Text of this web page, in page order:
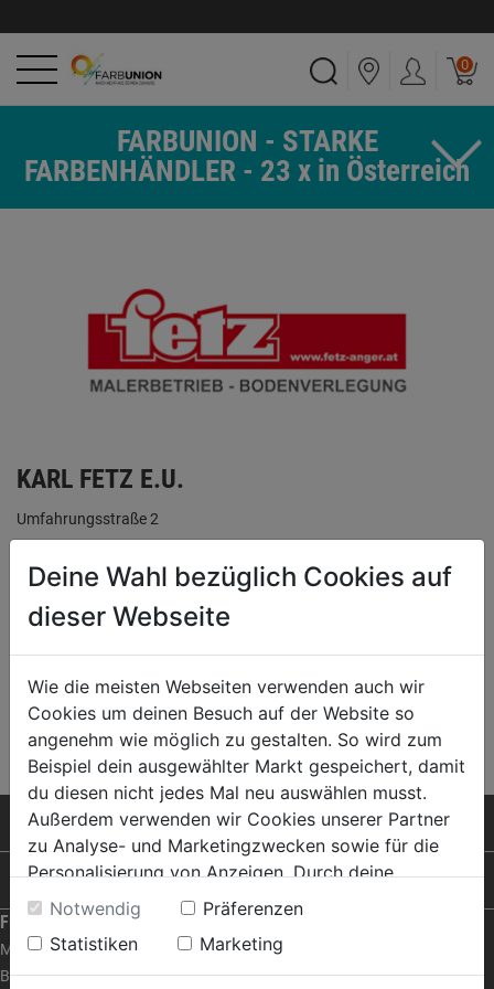
0
FARBUNION - STARKE
FARBENHÄNDLER - 23 x in Österreich
KARL FETZ E.U.
Umfahrungsstraße 2
8184 Anger
T: 03172365
E:info@fetz-anger.at
Öffnungszeiten:
Mo-Fr: 8:00-12:15 und 14:30-18:00
zum Standort
PRODUKTE
RAT & TAT
FRAGEN ZUM SHOP
Mein Konto
Bestellen | Bezahlen
Deine Wahl bezüglich Cookies auf
dieser Webseite
Wie die meisten Webseiten verwenden auch wir
Cookies um deinen Besuch auf der Website so
angenehm wie möglich zu gestalten. So wird zum
Beispiel dein ausgewählter Markt gespeichert, damit
du diesen nicht jedes Mal neu auswählen musst.
Außerdem verwenden wir Cookies unserer Partner
zu Analyse- und Marketingzwecken sowie für die
Personalisierung von Anzeigen. Durch deine
Einwilligung werden die Daten von Drittanbieter,
unter anderem auch in den USA, verarbeitet.
Durch Klick auf "Alle Cookies erlauben" stimmst du
der Verwendung aller Cookies zu. Unter "Details
Notwendig
Präferenzen
Statistiken
Marketing